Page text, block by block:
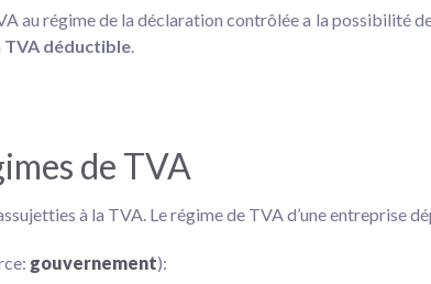
au régime de la déclaration contrôlée a la possibilité
TVA déductible
de TVA
à la TVA. Le régime de TVA d’une entreprise
gouvernement):